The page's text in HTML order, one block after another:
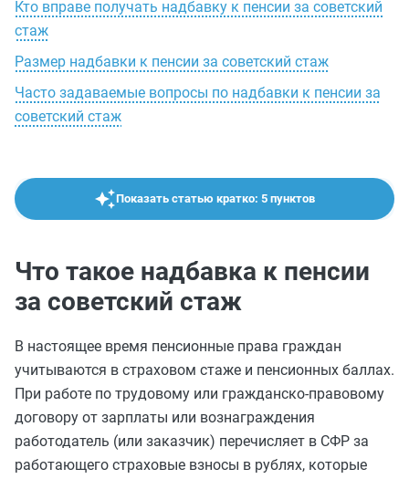
Кто вправе получать надбавку к пенсии за советский
стаж
Размер надбавки к пенсии за советский стаж
Часто задаваемые вопросы по надбавки к пенсии за
советский стаж
Показать статью кратко: 5 пунктов
Что такое надбавка к пенсии
за советский стаж
В настоящее время пенсионные права граждан
учитываются в страховом стаже и пенсионных баллах.
При работе по трудовому или гражданско-правовому
договору от зарплаты или вознаграждения
работодатель (или заказчик) перечисляет в СФР за
работающего страховые взносы в рублях, которые